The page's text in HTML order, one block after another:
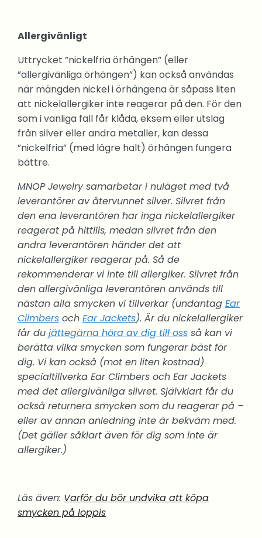
Allergivänligt
Uttrycket ”nickelfria örhängen” (eller
”allergivänliga örhängen”) kan också användas
när mängden nickel i örhängena är såpass liten
att nickelallergiker inte reagerar på den. För den
som i vanliga fall får klåda, eksem eller utslag
från silver eller andra metaller, kan dessa
”nickelfria” (med lägre halt) örhängen fungera
bättre.
MNOP Jewelry samarbetar i nuläget med två
leverantörer av återvunnet silver. Silvret från
den ena leverantören har inga nickelallergiker
reagerat på hittills, medan silvret från den
andra leverantören händer det att
nickelallergiker reagerar på. Så de
rekommenderar vi inte till allergiker. Silvret från
den allergivänliga leverantören används till
nästan alla smycken vi tillverkar (undantag Ear
Climbers och Ear Jackets). Är du nickelallergiker
får du jättegärna höra av dig till oss så kan vi
berätta vilka smycken som fungerar bäst för
dig. Vi kan också (mot en liten kostnad)
specialtillverka Ear Climbers och Ear Jackets
med det allergivänliga silvret. Självklart får du
också returnera smycken som du reagerar på –
eller av annan anledning inte är bekväm med.
(Det gäller såklart även för dig som inte är
allergiker.)
Läs även: Varför du bör undvika att köpa
smycken på loppis